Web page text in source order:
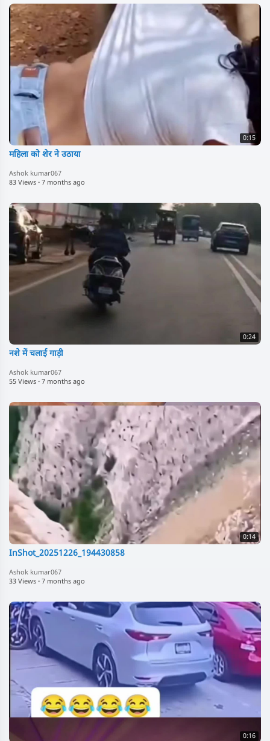
0:15
महिला को शेर ने उठाया
Ashok kumar067
83 Views · 7 months ago
0:24
नशे में चलाई गाड़ी
Ashok kumar067
55 Views · 7 months ago
0:14
InShot_20251226_194430858
Ashok kumar067
33 Views · 7 months ago
0:16